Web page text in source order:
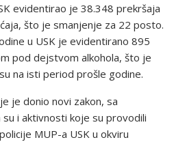
evidentirao je 38.348 prekršaja
što je smanjenje za 22 posto.
u USK je evidentirano 895
pod dejstvom alkohola, što je
na isti period prošle godine.
je donio novi zakon, sa
i aktivnosti koje su provodili
MUP-a USK u okviru